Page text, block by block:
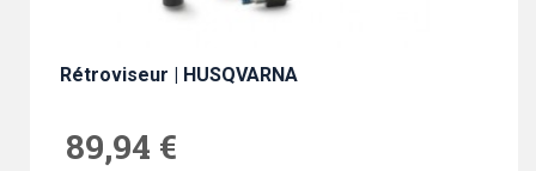
Rétroviseur | HUSQVARNA
89,94 €